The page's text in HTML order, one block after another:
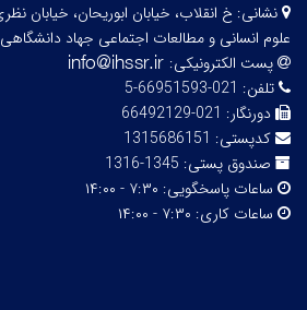
نشانی:
علوم انسانی و مطالعات اجتماعی جهاد دانشگاهی
پست الکترونیکی:
تلفن: 021-66951593-5
دورنگار: 021-66492129
کدپستی: 1315686151
صندوق پستی: 1345-1316
ساعات پاسخگویی: ۷:۳۰ - ۱۴:۰۰
ساعات کاری: ۷:۳۰ - ۱۴:۰۰